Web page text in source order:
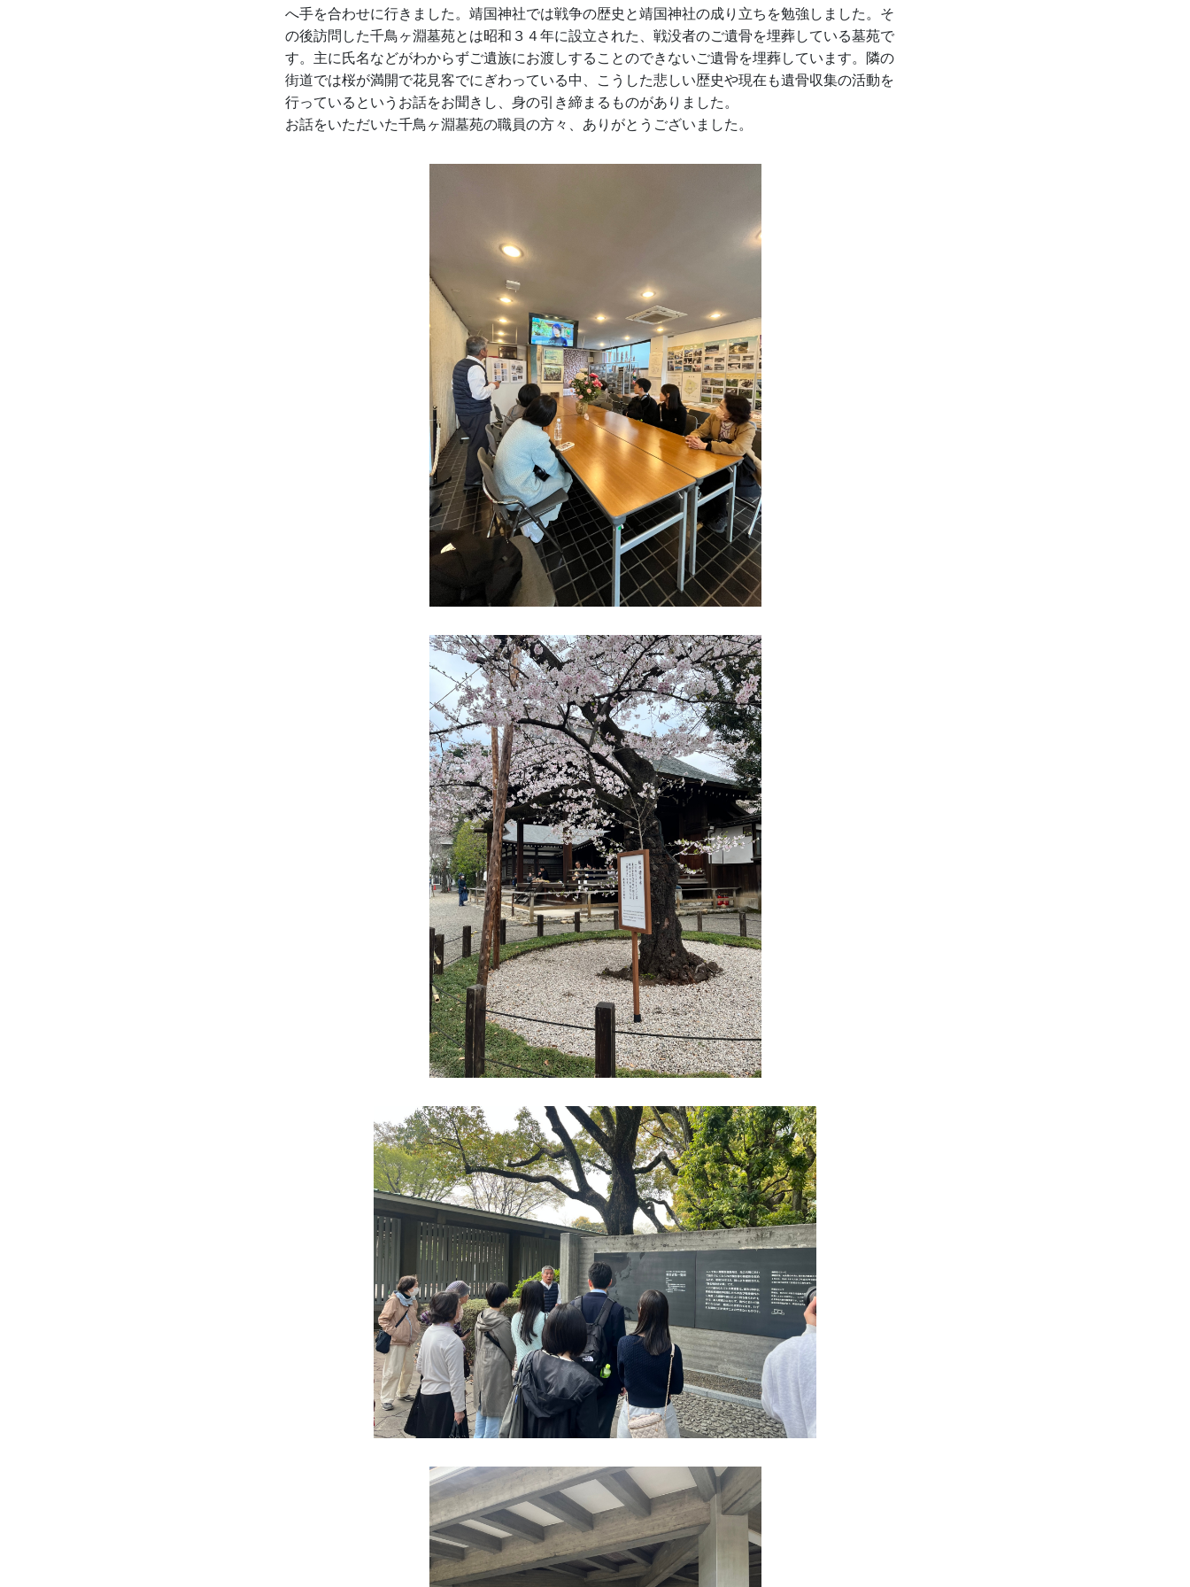
へ手を合わせに行きました。靖国神社では戦争の歴史と靖国神社の成り立ちを勉強しました。そ
の後訪問した千鳥ヶ淵墓苑とは昭和３４年に設立された、戦没者のご遺骨を埋葬している墓苑で
す。主に氏名などがわからずご遺族にお渡しすることのできないご遺骨を埋葬しています。隣の
街道では桜が満開で花見客でにぎわっている中、こうした悲しい歴史や現在も遺骨収集の活動を
行っているというお話をお聞きし、身の引き締まるものがありました。
お話をいただいた千鳥ヶ淵墓苑の職員の方々、ありがとうございました。